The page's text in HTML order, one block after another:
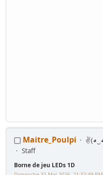
Maitre_Poulpi
Staff
Borne de jeu LEDs 1D